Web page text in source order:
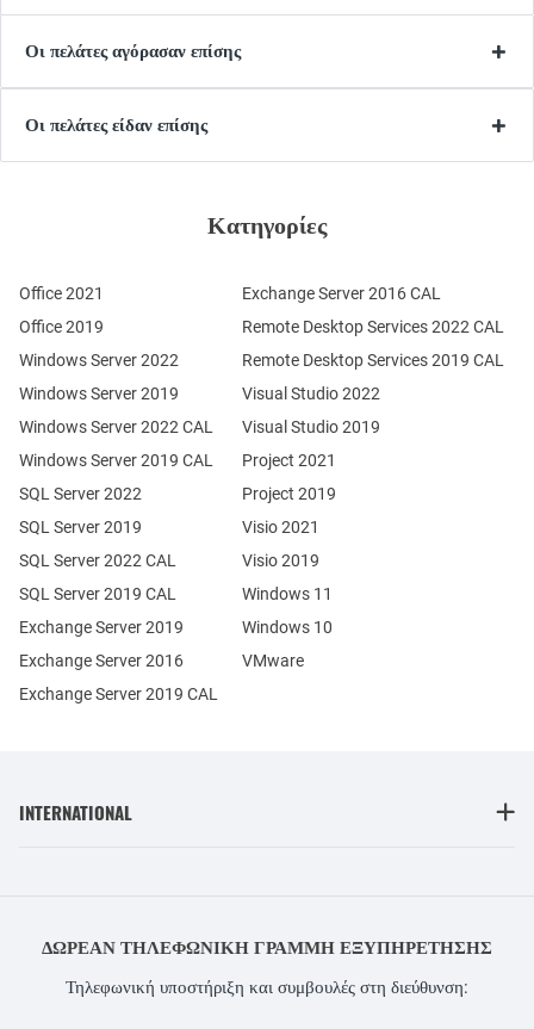
Οι πελάτες αγόρασαν επίσης
Οι πελάτες είδαν επίσης
Κατηγορίες
Office 2021
Office 2019
Windows Server 2022
Windows Server 2019
Exchange Server 2019
Exchange Server 2016
SQL Server 2022
SQL Server 2019
Windows Server 2022 CAL
Windows Server 2019 CAL
SQL Server 2022 CAL
SQL Server 2019 CAL
Remote Desktop Services 2022 CAL
Remote Desktop Services 2019 CAL
Exchange Server 2019 CAL
Exchange Server 2016 CAL
Visual Studio 2022
Visual Studio 2019
Project 2021
Project 2019
Visio 2021
Visio 2019
Windows 11
Windows 10
VMware
INTERNATIONAL
ΔΩΡΕΆΝ ΤΗΛΕΦΩΝΙΚΉ ΓΡΑΜΜΉ ΕΞΥΠΗΡΈΤΗΣΗΣ
Τηλεφωνική υποστήριξη και συμβουλές στη διεύθυνση: